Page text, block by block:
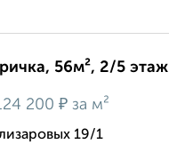
56м², 2/5 этаж
200 ₽ за м²
19/1